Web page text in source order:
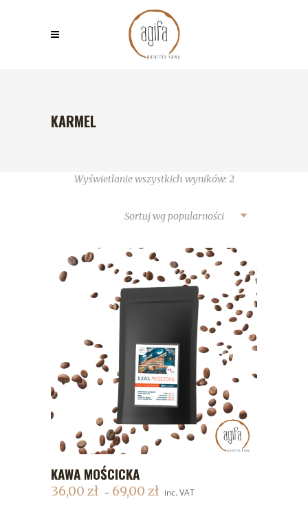
KARMEL
Wyświetlanie wszystkich wyników: 2
Sortuj wg popularności
DODAJ DO KOSZYKA
KAWA MOŚCICKA
36,00 zł – 69,00 zł inc. VAT